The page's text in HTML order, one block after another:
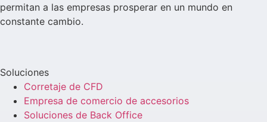
permitan a las empresas prosperar en un mundo en
constante cambio.
Soluciones
Corretaje de CFD
Empresa de comercio de accesorios
Soluciones de Back Office